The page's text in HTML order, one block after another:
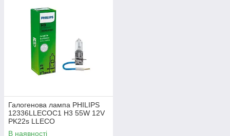
Галогенова лампа PHILIPS
12336LLECOC1 H3 55W 12V
PK22s LLECO
В наявності